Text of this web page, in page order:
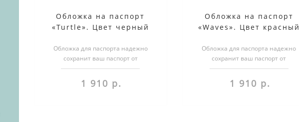
Обложка на паспорт
«Turtle». Цвет черный
Обложка для паспорта надежно
сохранит ваш паспорт от
повреждений. Более того, обложка
несет в себе н..
1 910 р.
Обложка на паспорт
«Waves». Цвет красный
Обложка для паспорта надежно
сохранит ваш паспорт от
повреждений. Более того, обложка
несет в себе н..
1 910 р.